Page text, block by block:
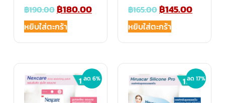
฿190.00฿180.00
หยิบใส่ตะกร้า
฿165.00฿145.00
หยิบใส่ตะกร้า
ลด 6% ลด 17%